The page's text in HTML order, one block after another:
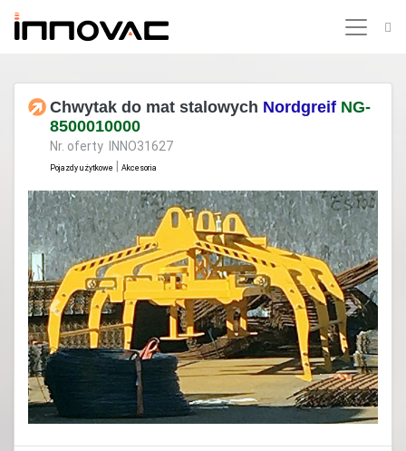
Chwytak do mat stalowych Nordgreif NG-
8500010000
Nr. oferty INNO31627
Pojazdy użytkowe Akcesoria
Previous Next